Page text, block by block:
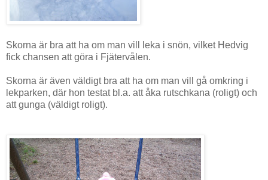
Skorna är bra att ha om man vill leka i snön, vilket Hedvig
fick chansen att göra i Fjätervålen.
Skorna är även väldigt bra att ha om man vill gå omkring i
lekparken, där hon testat bl.a. att åka rutschkana (roligt) och
att gunga (väldigt roligt).